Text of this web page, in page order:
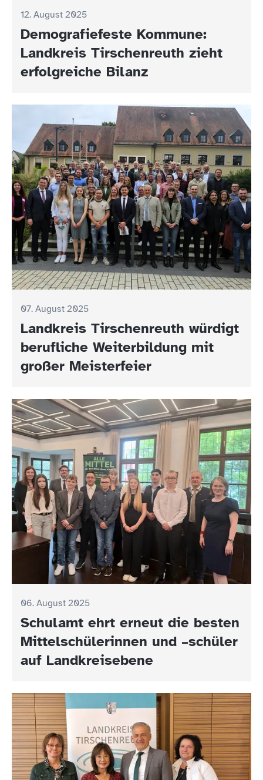
12. August 2025
Demografiefeste Kommune:
Landkreis Tirschenreuth zieht
erfolgreiche Bilanz
07. August 2025
Landkreis Tirschenreuth würdigt
berufliche Weiterbildung mit
großer Meisterfeier
06. August 2025
Schulamt ehrt erneut die besten
Mittelschülerinnen und –schüler
auf Landkreisebene